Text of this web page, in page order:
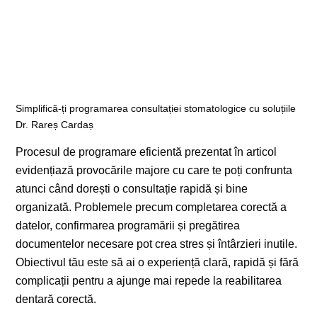
Simplifică-ți programarea consultației stomatologice cu soluțiile
Dr. Rareș Cardaș
Procesul de programare eficientă prezentat în articol
evidențiază provocările majore cu care te poți confrunta
atunci când dorești o consultație rapidă și bine
organizată. Problemele precum completarea corectă a
datelor, confirmarea programării și pregătirea
documentelor necesare pot crea stres și întârzieri inutile.
Obiectivul tău este să ai o experiență clară, rapidă și fără
complicații pentru a ajunge mai repede la reabilitarea
dentară corectă.